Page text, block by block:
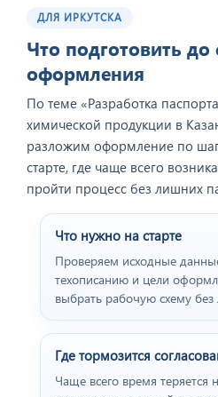
ДЛЯ ИРКУТСКА
Что подготовить до
оформления
По теме «Разработка
химической продукции в
разложим оформление по
старте, где чаще всего
пройти процесс без лишних
Что нужно на старте
Проверяем исходные
техописанию и цели
выбрать рабочую схему без
Где тормозится
Чаще всего время теряется